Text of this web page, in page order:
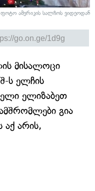
ამერიკის სალჩოს ვიდეოდან
მისალოცი
ს ელჩის
ელიზაბეთ
გია
აქ არის,